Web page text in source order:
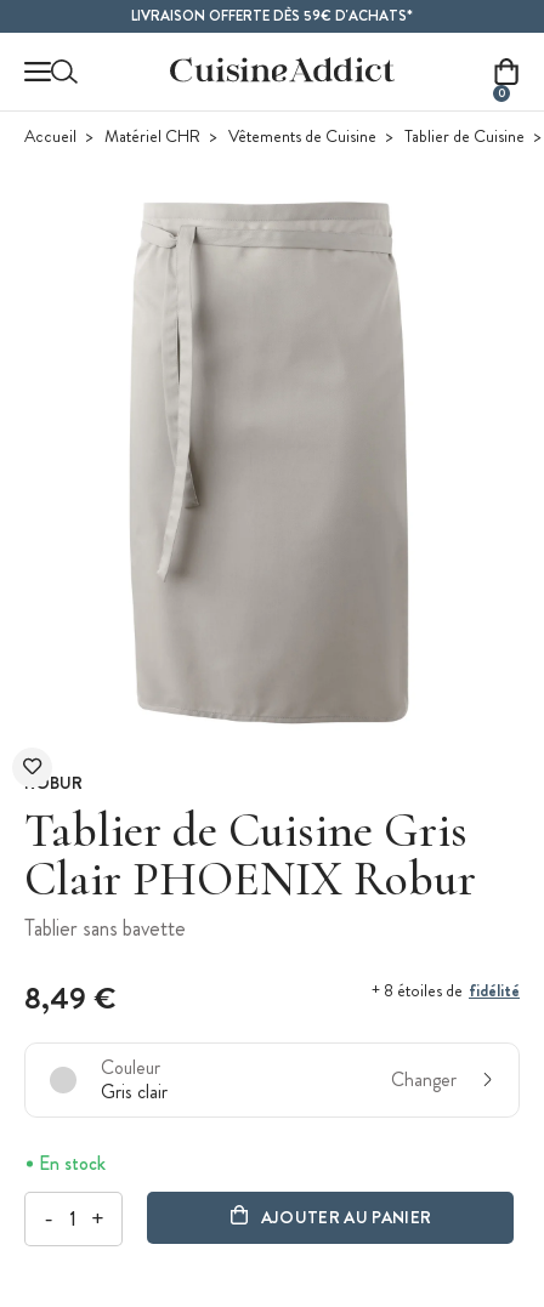
LIVRAISON OFFERTE DÈS 59€ D'ACHATS*
0
Accueil Matériel CHR Vêtements de Cuisine Tablier de Cuisine
ROBUR
Tablier de Cuisine Gris
Clair PHOENIX Robur
Tablier sans bavette
8,49 € + 8 étoiles de fidélité
Couleur
Gris clair
Changer
En stock
- + AJOUTER AU PANIER